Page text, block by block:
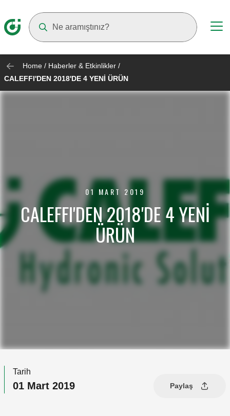
Home / Haberler & Etkinlikler /
CALEFFI'DEN 2018'DE 4 YENİ ÜRÜN
01 MART 2019
CALEFFI'DEN 2018'DE 4 YENİ
ÜRÜN
Tarih
01 Mart 2019 Paylaş